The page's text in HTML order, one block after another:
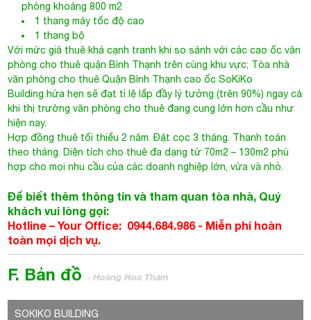
phòng khoảng 800 m2
1 thang máy tốc độ cao
1 thang bộ
Với mức giá thuê khá cạnh tranh khi so sánh với các cao ốc văn
phòng cho thuê quận Bình Thạnh trên cùng khu vực; Tòa nhà
văn phòng cho thuê Quận Bình Thạnh cao ốc SoKiKo
Building hứa hẹn sẽ đạt tỉ lệ lấp đầy lý tưởng (trên 90%) ngay cả
khi thị trường văn phòng cho thuê đang cung lớn hơn cầu như
hiện nay.
Hợp đồng thuê tối thiểu 2 năm. Đặt cọc 3 tháng. Thanh toán
theo tháng. Diện tích cho thuê đa dạng từ 70m2 – 130m2 phù
hợp cho mọi nhu cầu của các doanh nghiệp lớn, vừa và nhỏ.
Để biết thêm thông tin và tham quan tòa nhà, Quý
khách vui lòng gọi:
Hotline – Your Office: 0944.684.986 - Miễn phí hoàn
toàn mọi dịch vụ.
F. Bản đồ- Hoàng Hoa Thám
SOKIKO BUILDING